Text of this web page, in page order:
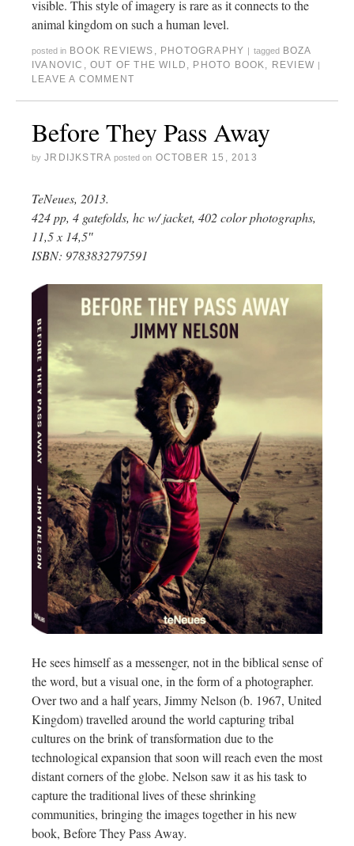
visible. This style of imagery is rare as it connects to the
animal kingdom on such a human level.
posted in BOOK REVIEWS PHOTOGRAPHY | tagged BOZA
IVANOVIC
,OUT OF THE WILD PHOTO BOOK REVIEW |
LEAVE A COMMENT
Before They Pass Away
by JRDIJKSTRA posted on OCTOBER 15, 2013
TeNeues, 2013.
424 pp, 4 gatefolds, hc w/ jacket, 402 color photographs,
11,5 x 14,5″
ISBN: 9783832797591
He sees himself as a messenger, not in the biblical sense of
the word, but a visual one, in the form of a photographer.
Over two and a half years, Jimmy Nelson (b. 1967, United
Kingdom) travelled around the world capturing tribal
cultures on the brink of transformation due to the
technological expansion that soon will reach even the most
distant corners of the globe. Nelson saw it as his task to
capture the traditional lives of these shrinking
communities, bringing the images together in his new
book, Before They Pass Away.